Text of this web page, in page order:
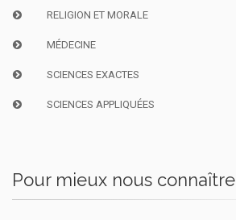
RELIGION ET MORALE
MÉDECINE
SCIENCES EXACTES
SCIENCES APPLIQUÉES
Pour mieux nous connaître